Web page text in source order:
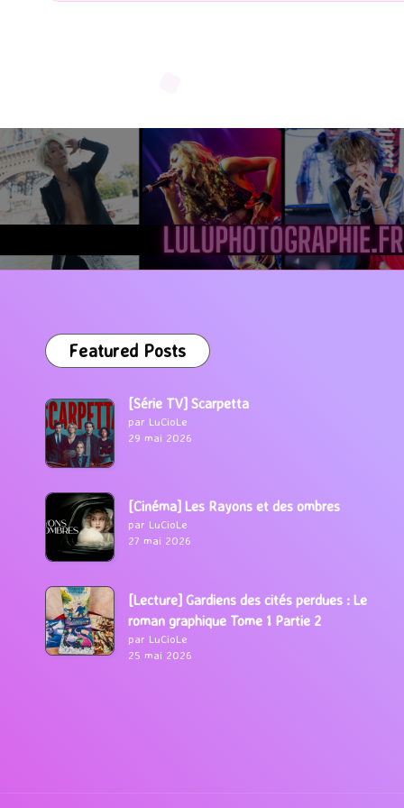
Featured Posts
[Série TV] Scarpetta
par LuCioLe
29 mai 2026
[Cinéma] Les Rayons et des ombres
par LuCioLe
27 mai 2026
[Lecture] Gardiens des cités perdues : Le
roman graphique Tome 1 Partie 2
par LuCioLe
25 mai 2026